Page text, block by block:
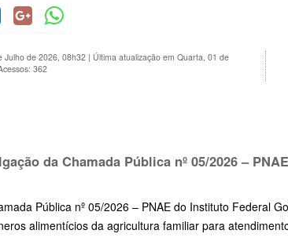
Julho de 2026, 08h32 | Última atualização em Quarta, 01 de
362
da Chamada Pública nº 05/2026 – PNAE
Pública nº 05/2026 – PNAE do Instituto Federal
alimentícios da agricultura familiar para